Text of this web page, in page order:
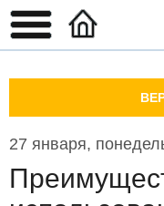
27 января,